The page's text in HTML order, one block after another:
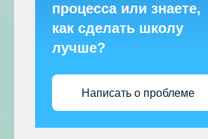
процесса или знаете,
как сделать школу
лучше?
Написать о проблеме